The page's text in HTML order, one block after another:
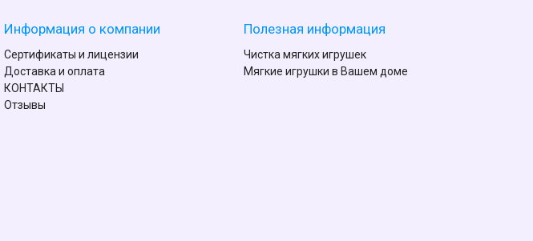
Информация о компании
Сертификаты и лицензии
Доставка и оплата
КОНТАКТЫ
Отзывы
Полезная информация
Чистка мягких игрушек
Мягкие игрушки в Вашем доме